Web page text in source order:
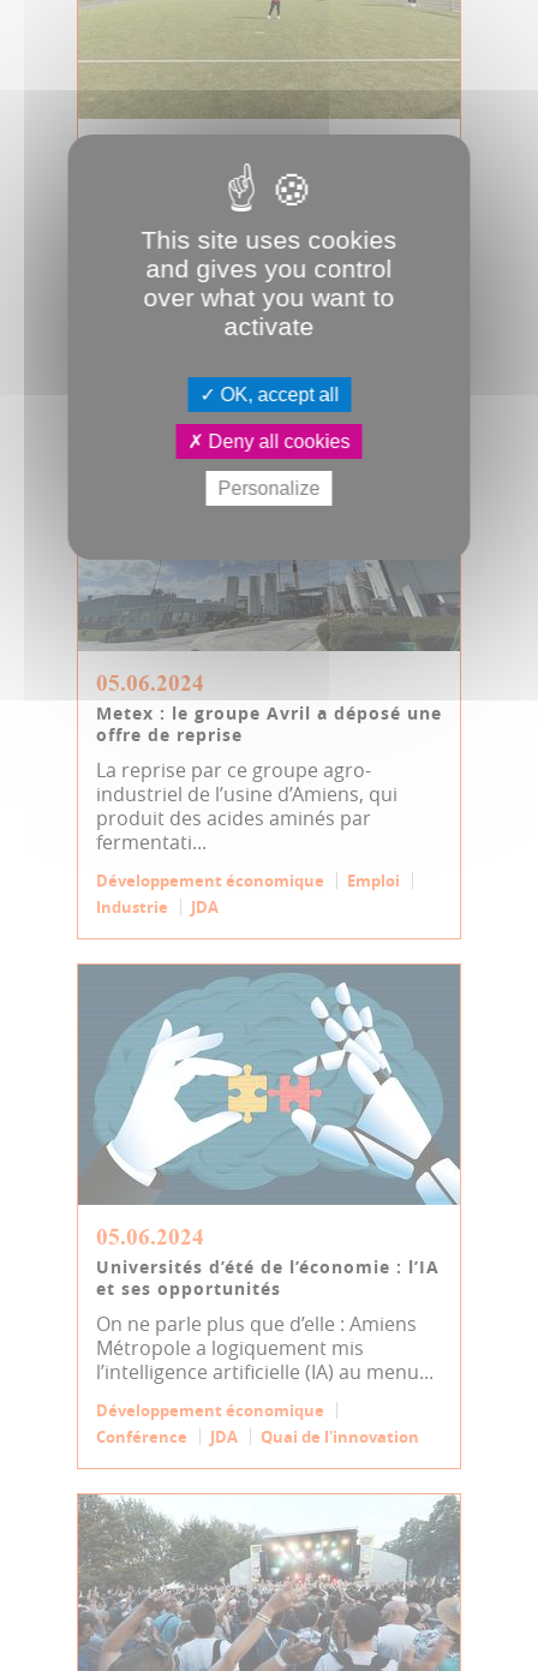
Intercampus : déjà dix ans
Le 28 mai, l’inauguration de la rue de
la Sablonnière et du terrain
multisport situé à quelques
enjambé...
Urbanisme & Logement
Aménagement
05.06.2024
Metex : le groupe Avril a déposé une
offre de reprise
La reprise par ce groupe agro-
industriel de l’usine d’Amiens, qui
produit des acides aminés par
fermentati...
Développement économique
Emploi
Industrie
JDA
05.06.2024
Universités d’été de l’économie : l’IA
et ses opportunités
On ne parle plus que d’elle : Amiens
Métropole a logiquement mis
l’intelligence artificielle (IA) au menu...
Développement économique
Conférence
JDA Quai de l'innovation
This site uses cookies
and gives you control
over what you want to
activate
OK, accept all
Deny all cookies
Personalize